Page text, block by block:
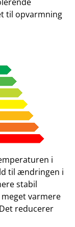
til opvarmning
i
til ændringen i
stabil
varmere
reducerer